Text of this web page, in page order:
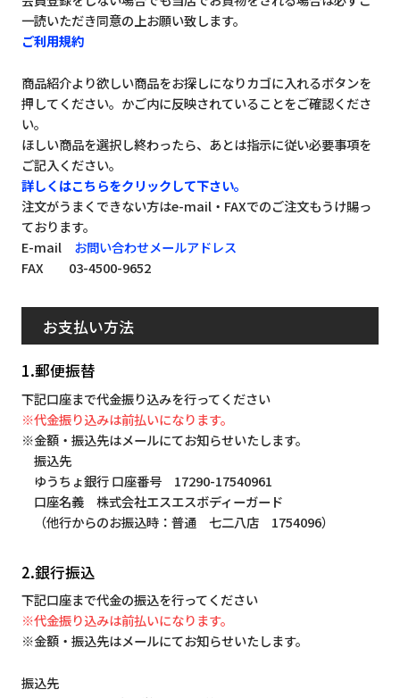
一読いただき同意の上お願い致します。
ご利用規約
商品紹介より欲しい商品をお探しになりカゴに入れるボタンを
押してください。かご内に反映されていることをご確認くださ
い。
ほしい商品を選択し終わったら、あとは指示に従い必要事項を
ご記入ください。
詳しくはこちらをクリックして下さい。
注文がうまくできない方はe-mail・FAXでのご注文もうけ賜っ
ております。
E-mail お問い合わせメールアドレス
FAX 03-4500-9652
お支払い方法
1.郵便振替
下記口座まで代金振り込みを行ってください
※代金振り込みは前払いになります。
※金額・振込先はメールにてお知らせいたします。
振込先
ゆうちょ銀行 口座番号 17290-17540961
口座名義 株式会社エスエスボディーガード
（他行からのお振込時：普通 七二八店 1754096）
2.銀行振込
下記口座まで代金の振込を行ってください
※代金振り込みは前払いになります。
※金額・振込先はメールにてお知らせいたします。
振込先